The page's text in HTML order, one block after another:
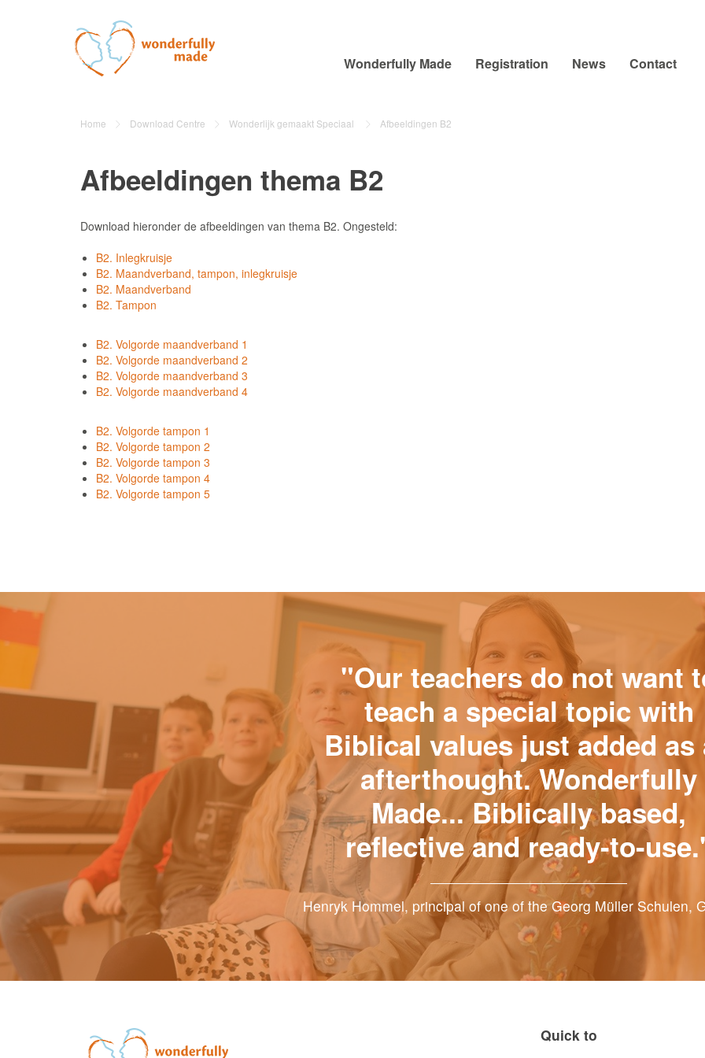
Wonderfully Made Registration News Contact
Home Download Centre Wonderlijk gemaakt Speciaal Afbeeldingen B2
Afbeeldingen thema B2
Download hieronder de afbeeldingen van thema B2. Ongesteld:
B2. Inlegkruisje
B2. Maandverband, tampon, inlegkruisje
B2. Maandverband
B2. Tampon
B2. Volgorde maandverband 1
B2. Volgorde maandverband 2
B2. Volgorde maandverband 3
B2. Volgorde maandverband 4
B2. Volgorde tampon 1
B2. Volgorde tampon 2
B2. Volgorde tampon 3
B2. Volgorde tampon 4
B2. Volgorde tampon 5
"Our teachers do not want
teach a special topic with
Biblical values just added as
afterthought. Wonderfully
Made... Biblically based,
reflective and ready-to-
Henryk Hommel, principal of one of the Georg Müller Schulen,
Quick to